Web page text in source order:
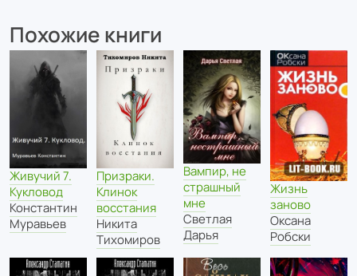
Похожие книги
Живучий 7.
Кукловод
Константин
Муравьев
Призраки.
Клинок
восстания
Никита
Тихомиров
Вампир, не
страшный
мне
Светлая
Дарья
Жизнь
заново
Оксана
Робски